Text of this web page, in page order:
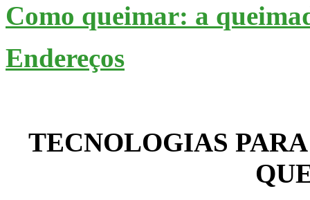
Como queimar: a
Endereços
TECNOLOGIAS